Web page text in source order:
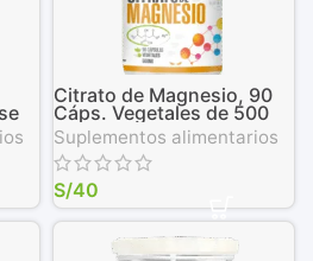
Citrato de Magnesio, 90
Cáps. Vegetales de 500
mg
Suplementos alimentarios
S/40